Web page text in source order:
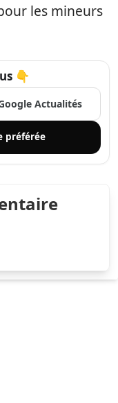
les mineurs
👇
Actualités
préférée